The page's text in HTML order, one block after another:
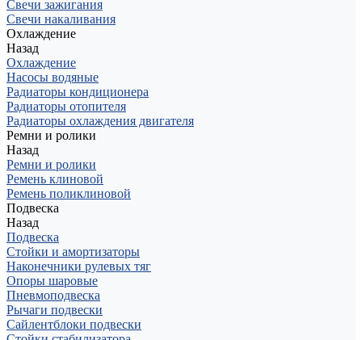
Свечи зажигания
Свечи накаливания
Охлаждение
Назад
Охлаждение
Насосы водяные
Радиаторы кондиционера
Радиаторы отопителя
Радиаторы охлаждения двигателя
Ремни и ролики
Назад
Ремни и ролики
Ремень клиновой
Ремень поликлиновой
Подвеска
Назад
Подвеска
Стойки и амортизаторы
Наконечники рулевых тяг
Опоры шаровые
Пневмоподвеска
Рычаги подвески
Сайлентблоки подвески